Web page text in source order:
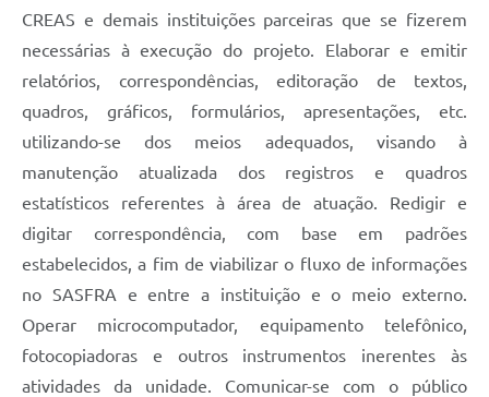
CREAS e demais instituições parceiras que se fizerem
necessárias à execução do projeto. Elaborar e emitir
relatórios, correspondências, editoração de textos,
quadros, gráficos, formulários, apresentações, etc.
utilizando-se dos meios adequados, visando à
manutenção atualizada dos registros e quadros
estatísticos referentes à área de atuação. Redigir e
digitar correspondência, com base em padrões
estabelecidos, a fim de viabilizar o fluxo de informações
no SASFRA e entre a instituição e o meio externo.
Operar microcomputador, equipamento telefônico,
fotocopiadoras e outros instrumentos inerentes às
atividades da unidade. Comunicar-se com o público